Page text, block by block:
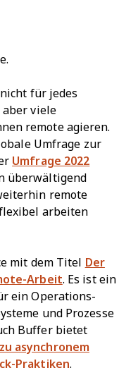
für jedes
viele
remote agieren.
Umfrage zur
Umfrage 2022
überwältigend
remote
arbeiten
mit dem Titel
Der
Arbeit. Es ist ein
ein Operations-
und Prozesse
Buffer bietet
asynchronem
Praktiken.